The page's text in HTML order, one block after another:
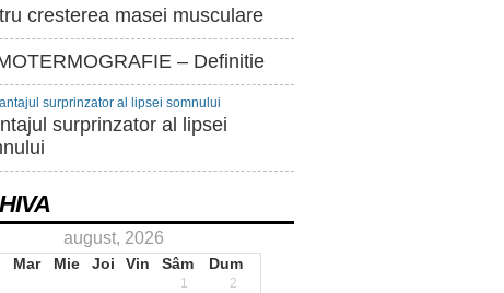
cresterea masei musculare
– Definitie
surprinzator al lipsei
august, 2026
Mar Mie Joi Vin Sâm Dum
1
2